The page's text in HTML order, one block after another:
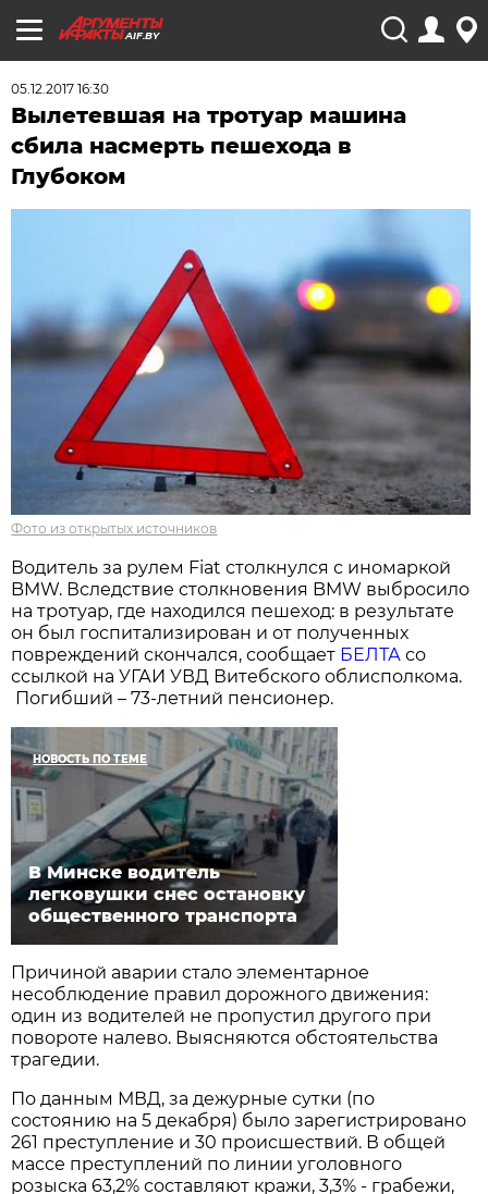
AIF.BY
05.12.2017 16:30
Вылетевшая на тротуар машина
сбила насмерть пешехода в
Глубоком
Фото из открытых источников
Водитель за рулем Fiat столкнулся с иномаркой
BMW. Вследствие столкновения BMW выбросило
на тротуар, где находился пешеход: в результате
он был госпитализирован и от полученных
повреждений скончался, сообщает БЕЛТА со
ссылкой на УГАИ УВД Витебского облисполкома.
Погибший – 73-летний пенсионер.
НОВОСТЬ ПО ТЕМЕ
В Минске водитель
легковушки снес остановку
общественного транспорта
Причиной аварии стало элементарное
несоблюдение правил дорожного движения:
один из водителей не пропустил другого при
повороте налево. Выясняются обстоятельства
трагедии.
По данным МВД, за дежурные сутки (по
состоянию на 5 декабря) было зарегистрировано
261 преступление и 30 происшествий. В общей
массе преступлений по линии уголовного
розыска 63,2% составляют кражи, 3,3% - грабежи,